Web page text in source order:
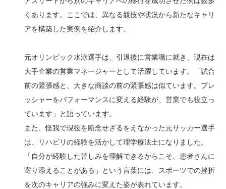
くあります。ここでは、異なる競技や状況から新たなキャリ
アを構築した実例を紹介します。
元オリンピック水泳選手は、引退後に営業職に就き、現在は
大手企業の営業マネージャーとして活躍しています。「試合
前の緊張感と、大きな商談の前の緊張感は似ています。プレ
ッシャーをパフォーマンスに変える経験が、営業でも役立っ
ています」と語っています。
また、怪我で現役を断念せざるをえなかった元サッカー選手
は、リハビリの経験を活かして理学療法士になりました。
「自分が経験した苦しみを理解できるからこそ、患者さんに
寄り添えることがある」という言葉には、スポーツでの挫折
を次のキャリアの強みに変えた姿が表れています。